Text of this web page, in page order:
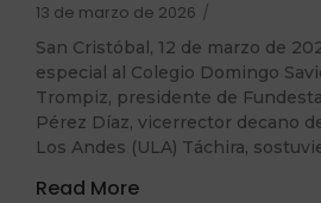
13 de marzo de 2026 /
San Cristóbal, 12 de marzo de
especial al Colegio Domingo
Trompiz, presidente de
Pérez Díaz, vicerrector decano
Los Andes (ULA) Táchira,
Read More